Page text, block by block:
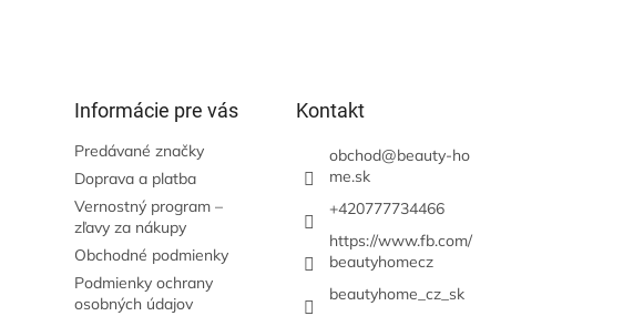
Informácie pre vás
Predávané značky
Doprava a platba
Vernostný program –
zľavy za nákupy
Obchodné podmienky
Podmienky ochrany
osobných údajov
Kontakt
obchod@beauty-ho
me.sk
+420777734466
https://www.fb.com/
beautyhomecz
beautyhome_cz_sk